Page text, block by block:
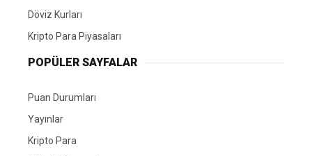
Döviz Kurları
Kripto Para Piyasaları
POPÜLER SAYFALAR
Puan Durumları
Yayınlar
Kripto Para